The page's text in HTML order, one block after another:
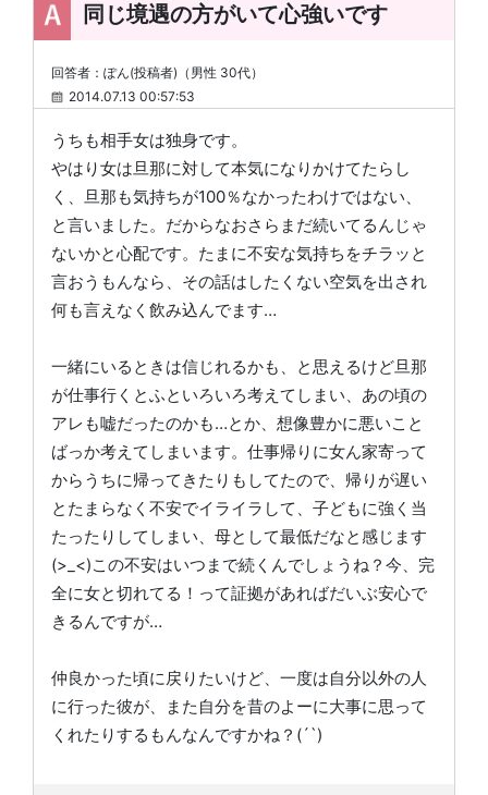
同じ境遇の方がいて心強いです
回答者：ぽん(投稿者)（男性 30代）
2014.07.13 00:57:53
うちも相手女は独身です。
やはり女は旦那に対して本気になりかけてたらし
く、旦那も気持ちが100％なかったわけではない、
と言いました。だからなおさらまだ続いてるんじゃ
ないかと心配です。たまに不安な気持ちをチラッと
言おうもんなら、その話はしたくない空気を出され
何も言えなく飲み込んでます…
一緒にいるときは信じれるかも、と思えるけど旦那
が仕事行くとふといろいろ考えてしまい、あの頃の
アレも嘘だったのかも…とか、想像豊かに悪いこと
ばっか考えてしまいます。仕事帰りに女ん家寄って
からうちに帰ってきたりもしてたので、帰りが遅い
とたまらなく不安でイライラして、子どもに強く当
たったりしてしまい、母として最低だなと感じます
(>_<)この不安はいつまで続くんでしょうね？今、完
全に女と切れてる！って証拠があればだいぶ安心で
きるんですが…
仲良かった頃に戻りたいけど、一度は自分以外の人
に行った彼が、また自分を昔のよーに大事に思って
くれたりするもんなんですかね？(´`)